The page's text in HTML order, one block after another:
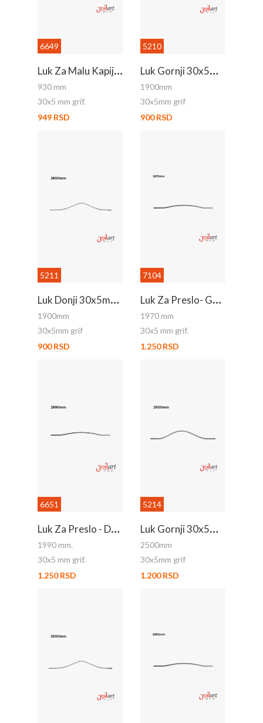
6649
L
Uk Za Malu Kapiju - Donji
930 mm
30x5 mm grif.
949 RSD
5210
L
Uk Gornji 30x5mm Grif 1.9m
1900mm
30x5mm grif
900 RSD
5211
L
Uk Donji 30x5mm Grif 1.9m
1900mm
30x5mm grif
900 RSD
7104
L
Uk Za Preslo- Gornji
1970 mm
30x5 mm grif.
1.250 RSD
6651
L
Uk Za Preslo - Donji
1990 mm.
30x5 mm grif.
1.250 RSD
5214
L
Uk Gornji 30x5mm Grif 2.5m
2500mm
30x5mm grif
1.200 RSD